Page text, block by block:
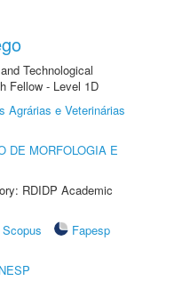
Technological
Fellow - Level 1D
Agrárias e Veterinárias
DE MORFOLOGIA E
RDIDP Academic
Scopus
Fapesp